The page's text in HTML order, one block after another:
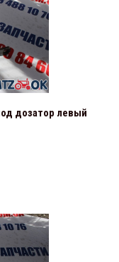
дозатор левый